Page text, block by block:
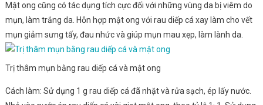
Mật ong cũng có tác dụng tích cực đối với những vùng da bị viêm do
mụn, làm trắng da. Hỗn hợp mật ong với rau diếp cá xay làm cho vết
mụn giảm sưng tấy, đau nhức và giúp mụn mau xẹp, làm lành da.
Trị thâm mụn bằng rau diếp cá và mật ong
Cách làm: Sử dụng 1 g rau diếp cá đã nhặt và rửa sạch, ép lấy nước.